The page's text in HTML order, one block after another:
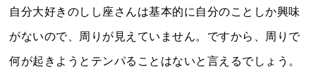
自分大好きのしし座さんは基本的に自分のことしか興味
がないので、周りが見えていません。ですから、周りで
何が起きようとテンパることはないと言えるでしょう。